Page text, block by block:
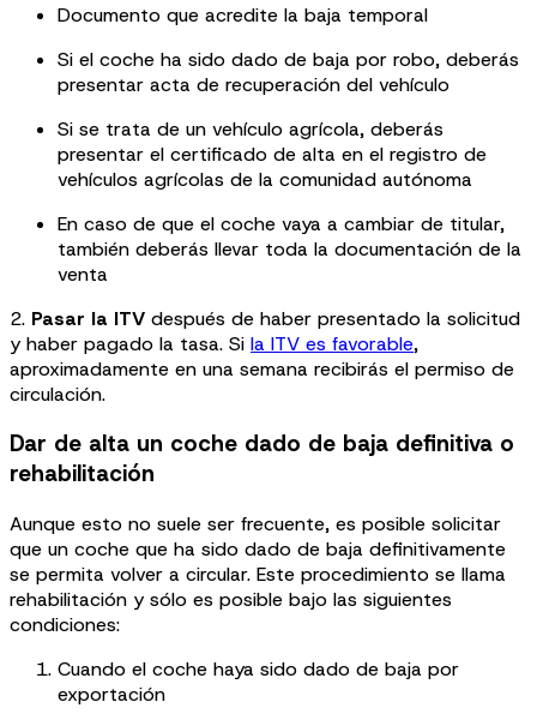
Documento que acredite la baja temporal
Si el coche ha sido dado de baja por robo, deberás
presentar acta de recuperación del vehículo
Si se trata de un vehículo agrícola, deberás
presentar el certificado de alta en el registro de
vehículos agrícolas de la comunidad autónoma
En caso de que el coche vaya a cambiar de titular,
también deberás llevar toda la documentación de la
venta
2. Pasar la ITV después de haber presentado la solicitud
y haber pagado la tasa. Si la ITV es favorable,
aproximadamente en una semana recibirás el permiso de
circulación.
Dar de alta un coche dado de baja definitiva o
rehabilitación
Aunque esto no suele ser frecuente, es posible solicitar
que un coche que ha sido dado de baja definitivamente
se permita volver a circular. Este procedimiento se llama
rehabilitación y sólo es posible bajo las siguientes
condiciones:
Cuando el coche haya sido dado de baja por
exportación